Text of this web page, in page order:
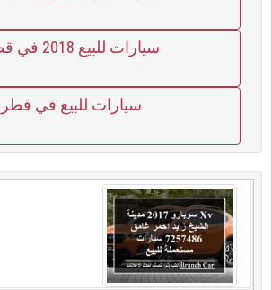
سيارات للبيع 2018 في قطر
سيارات للبيع في قطر